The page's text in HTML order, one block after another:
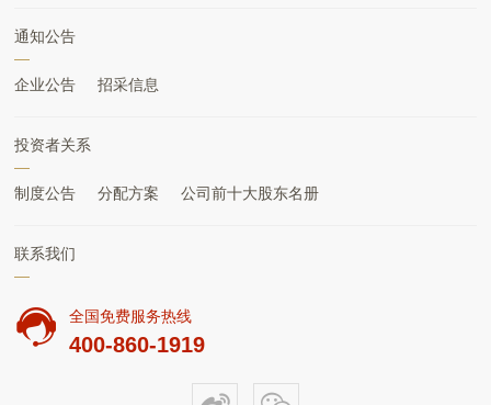
通知公告
企业公告 招采信息
投资者关系
制度公告 分配方案 公司前十大股东名册
联系我们
全国免费服务热线
400-860-1919